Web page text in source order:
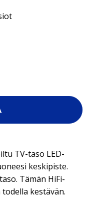
TV-taso LED-
keskipiste.
Tämän HiFi-
kestävän.